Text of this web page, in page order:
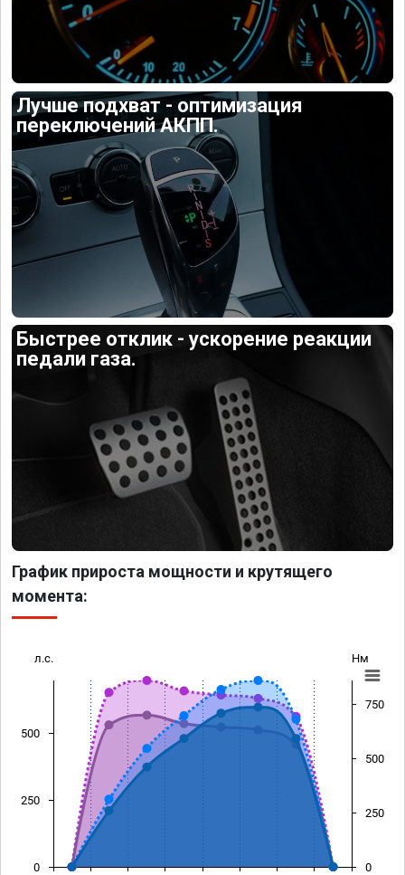
Лучше подхват - оптимизация
переключений АКПП.
Быстрее отклик - ускорение реакции
педали газа.
График прироста мощности и крутящего
момента:
л.с. Нм
0
250
500
0
250
500
750